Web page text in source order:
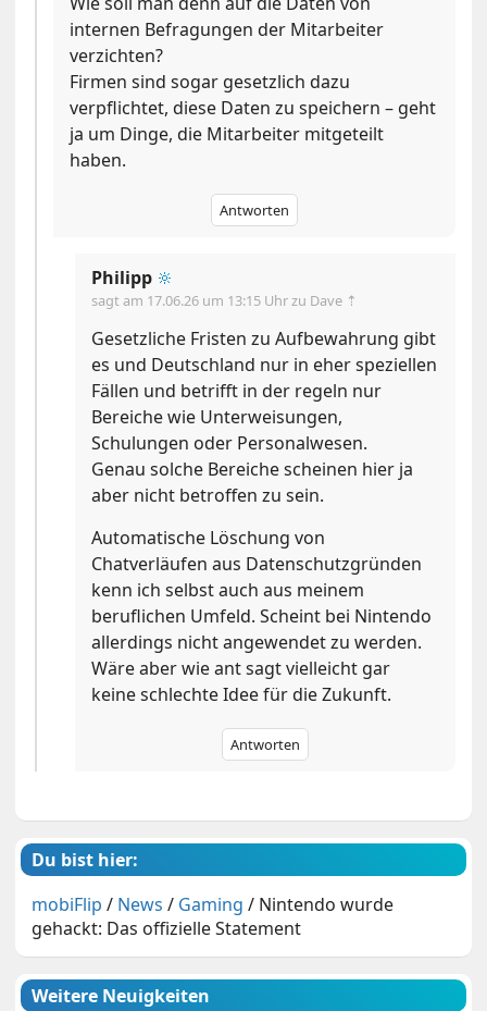
internen Befragungen der Mitarbeiter
verzichten?
Firmen sind sogar gesetzlich dazu
verpflichtet, diese Daten zu speichern – geht
ja um Dinge, die Mitarbeiter mitgeteilt
haben.
Antworten
Philipp 🔆
sagt am 17.06.26 um 13:15 Uhrzu Dave ⇡
Gesetzliche Fristen zu Aufbewahrung gibt
es und Deutschland nur in eher speziellen
Fällen und betrifft in der regeln nur
Bereiche wie Unterweisungen,
Schulungen oder Personalwesen.
Genau solche Bereiche scheinen hier ja
aber nicht betroffen zu sein.
Automatische Löschung von
Chatverläufen aus Datenschutzgründen
kenn ich selbst auch aus meinem
beruflichen Umfeld. Scheint bei Nintendo
allerdings nicht angewendet zu werden.
Wäre aber wie ant sagt vielleicht gar
keine schlechte Idee für die Zukunft.
Antworten
Du bist hier:
mobiFlip / News / Gaming / Nintendo wurde
gehackt: Das offizielle Statement
Weitere Neuigkeiten